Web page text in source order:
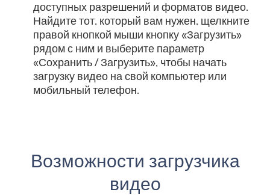
доступных разрешений и форматов видео.
Найдите тот, который вам нужен, щелкните
правой кнопкой мыши кнопку «Загрузить»
рядом с ним и выберите параметр
«Сохранить / Загрузить», чтобы начать
загрузку видео на свой компьютер или
мобильный телефон.
Возможности загрузчика
видео